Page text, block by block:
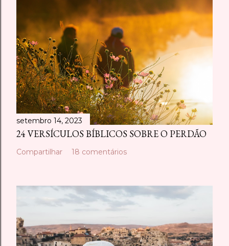
setembro 14, 2023
24 VERSÍCULOS BÍBLICOS SOBRE O PERDÃO
Compartilhar 18 comentários